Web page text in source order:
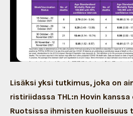
Lisäksi yksi tutkimus, joka on
ristiriidassa THL:n Hovin
Ruotsissa ihmisten kuolleisuus